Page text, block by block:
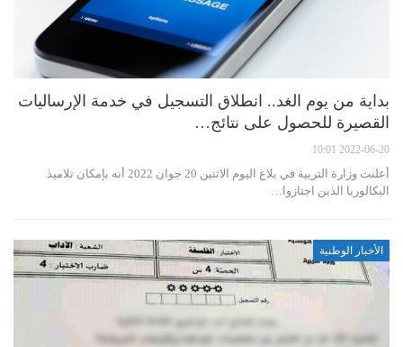
بداية من يوم الغد.. انطلاق التسجيل في خدمة الإرساليات
القصيرة للحصول على نتائج…
2022-06-20 10:01
أعلنت وزارة التربية في بلاغ اليوم الاثنين 20 جوان 2022 أنه بإمكان تلاميذ
البكالوريا الذين اجتازوا…
الأخبار الوطنية